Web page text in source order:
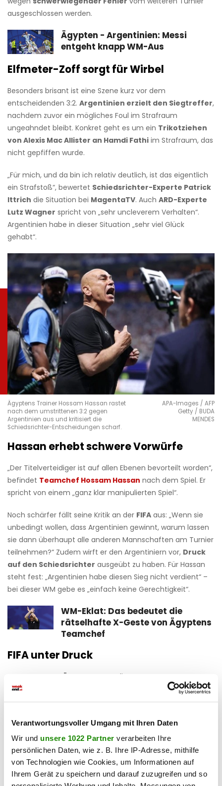
Verantwortungsvoller Umgang mit Ihren Daten
Wir und unsere 1022 Partner verarbeiten Ihre
persönlichen Daten, wie z. B. Ihre IP-Adresse, mithilfe
von Technologien wie Cookies, um Informationen auf
Ihrem Gerät zu speichern und darauf zuzugreifen und so
ausgeschlossen werden.
Ägypten - Argentinien: Messi
entgeht knapp WM-Aus
Elfmeter-Zoff sorgt für Wirbel
Besonders brisant ist eine Szene kurz vor dem
entscheidenden 3:2. Argentinien erzielt den Siegtreffer,
nachdem zuvor ein mögliches Foul im Strafraum
ungeahndet bleibt. Konkret geht es um ein Trikotziehen
von Alexis Mac Allister an Hamdi Fathi im Strafraum, das
nicht gepfiffen wurde.
„Für mich, und da bin ich relativ deutlich, ist das eigentlich
ein Strafstoß“, bewertet Schiedsrichter-Experte Patrick
Ittrich die Situation bei MagentaTV. Auch ARD-Experte
Lutz Wagner spricht von „sehr uncleverem Verhalten“.
Argentinien habe in dieser Situation „sehr viel Glück
gehabt“.
Ägyptens Trainer Hossam Hassan rastet
nach dem umstrittenen 3:2 gegen
Argentinien aus und kritisiert die
Schiedsrichter-Entscheidungen scharf.
APA-Images / AFP
Getty / BUDA
MENDES
Hassan erhebt schwere Vorwürfe
„Der Titelverteidiger ist auf allen Ebenen bevorteilt worden“,
befindet Teamchef Hossam Hassan nach dem Spiel. Er
spricht von einem „ganz klar manipulierten Spiel“.
Noch schärfer fällt seine Kritik an der FIFA aus: „Wenn sie
unbedingt wollen, dass Argentinien gewinnt, warum lassen
sie dann überhaupt alle anderen Mannschaften am Turnier
teilnehmen?“ Zudem wirft er den Argentiniern vor, Druck
auf den Schiedsrichter ausgeübt zu haben. Für Hassan
steht fest: „Argentinien habe diesen Sieg nicht verdient“ –
bei dieser WM gebe es „einfach keine Gerechtigkeit“.
WM-Eklat: Das bedeutet die
rätselhafte X-Geste von Ägyptens
Teamchef
FIFA unter Druck
Ägypten setzt die
Zugzwang. Eine offizielle Stellungnahme steht noch aus.
Sollte der Weltverband tatsächlich Ermittlungen einleiten,
haben.
Haben Sie einen Fehler gefunden?Schicken Sie uns Ihr
Feedback zu diesem Artikel.